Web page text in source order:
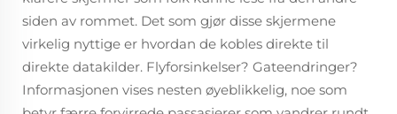
siden av rommet. Det som gjør disse skjermene
virkelig nyttige er hvordan de kobles direkte til
direkte datakilder. Flyforsinkelser? Gateendringer?
Informasjonen vises nesten øyeblikkelig, noe som